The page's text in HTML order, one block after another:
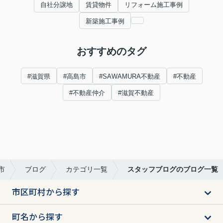
自社分譲地 賃貸物件 リフォーム施工事例
新築施工事例
おすすめのタグ
#滋賀県 #高島市 #SAWAMURA不動産 #不動産
#不動産仲介 #滋賀不動産
ブログ カテゴリ一覧 スタッフブログのブログ一覧
市区町村から探す
町名から探す